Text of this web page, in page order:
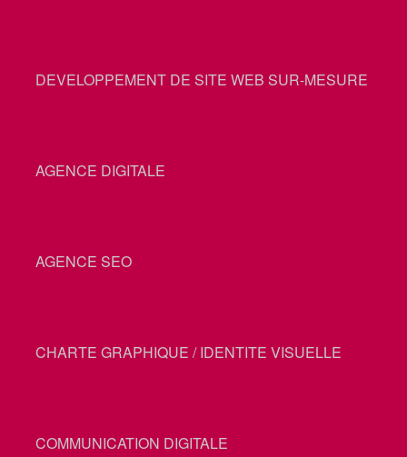
DEVELOPPEMENT DE SITE WEB SUR-MESURE
AGENCE DIGITALE
AGENCE SEO
CHARTE GRAPHIQUE / IDENTITE VISUELLE
COMMUNICATION DIGITALE